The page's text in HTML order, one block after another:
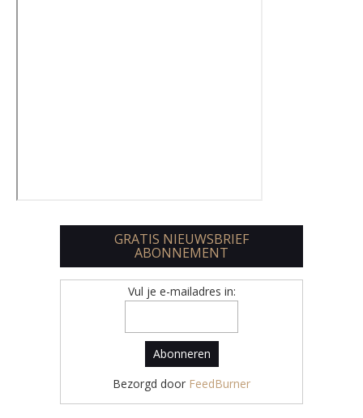
GRATIS NIEUWSBRIEF
ABONNEMENT
Vul je e-mailadres in:
Bezorgd door FeedBurner